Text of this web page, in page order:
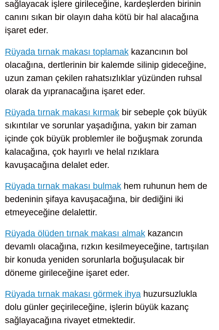
sağlayacak işlere girileceğine, kardeşlerden birinin
canını sıkan bir olayın daha kötü bir hal alacağına
işaret eder.
Rüyada tırnak makası toplamak kazancının bol
olacağına, dertlerinin bir kalemde silinip gideceğine,
uzun zaman çekilen rahatsızlıklar yüzünden ruhsal
olarak da yıpranacağına işaret eder.
Rüyada tırnak makası kırmak bir sebeple çok büyük
sıkıntılar ve sorunlar yaşadığına, yakın bir zaman
içinde çok büyük problemler ile boğuşmak zorunda
kalacağına, çok hayırlı ve helal rızıklara
kavuşacağına delalet eder.
Rüyada tırnak makası bulmak hem ruhunun hem de
bedeninin şifaya kavuşacağına, bir dediğini iki
etmeyeceğine delalettir.
Rüyada ölüden tırnak makası almak kazancın
devamlı olacağına, rızkın kesilmeyeceğine, tartışılan
bir konuda yeniden sorunlarla boğuşulacak bir
döneme girileceğine işaret eder.
Rüyada tırnak makası görmek ihya huzursuzlukla
dolu günler geçirileceğine, işlerin büyük kazanç
sağlayacağına rivayet etmektedir.